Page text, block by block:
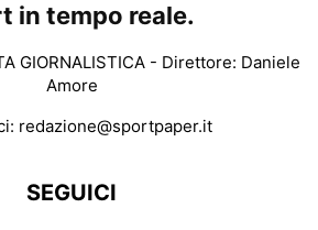
in tempo reale.
GIORNALISTICA - Direttore: Daniele
Amore
redazione@sportpaper.it
SEGUICI